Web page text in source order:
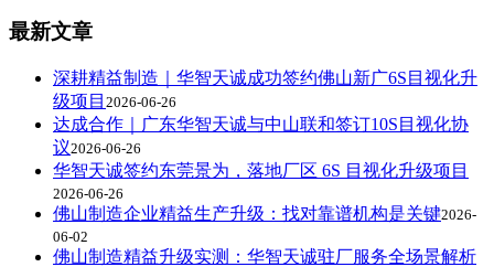
最新文章
深耕精益制造｜华智天诚成功签约佛山新广6S目视化升
级项目 2026-06-26
达成合作｜广东华智天诚与中山联和签订10S目视化协
议2026-06-26
华智天诚签约东莞景为，落地厂区 6S 目视化升级项目
2026-06-26
佛山制造企业精益生产升级：找对靠谱机构是关键2026-
06-02
佛山制造精益升级实测：华智天诚驻厂服务全场景解析